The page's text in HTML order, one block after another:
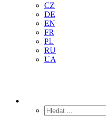
CZ
DE
EN
FR
PL
RU
UA